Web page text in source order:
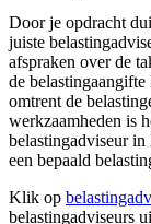
Door je opdracht
juiste
afspraken over de
de
omtrent de
werkzaamheden is
belastingadviseur
een bepaald
Klik op
belastingadviseurs